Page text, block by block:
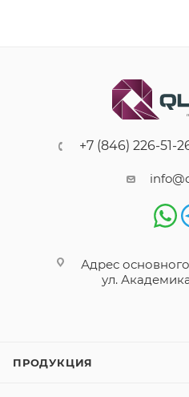
+7 (846) 226-51-
Адрес
ул.
ПРОДУКЦИЯ